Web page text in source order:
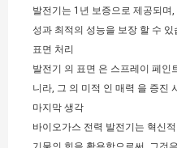
발전기는 1년 보증으로 제공되며
성과 최적의 성능을 보장 할 수 있
표면 처리
발전기 의 표면 은 스프레이 페인
니라, 그 의 미적 인 매력 을 증진
마지막 생각
바이오가스 전력 발전기는 혁신